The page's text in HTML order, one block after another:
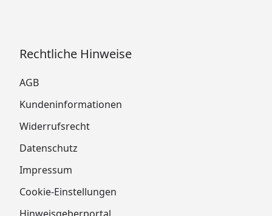
Rechtliche Hinweise
AGB
Kundeninformationen
Widerrufsrecht
Datenschutz
Impressum
Cookie-Einstellungen